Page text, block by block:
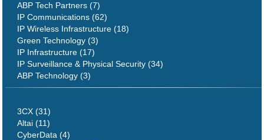
ABP Tech Partners (7)
IP Communications (62)
IP Wireless Infrastructure (18)
Green Technology (3)
IP Infrastructure (17)
IP Surveillance & Physical Security (34)
ABP Technology (3)
3CX (31)
Altai (11)
CyberData (4)